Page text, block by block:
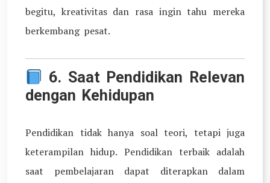
begitu, kreativitas dan rasa ingin tahu mereka
berkembang pesat.
6. Saat Pendidikan Relevan
dengan Kehidupan
Pendidikan tidak hanya soal teori, tetapi juga
keterampilan hidup. Pendidikan terbaik adalah
saat pembelajaran dapat diterapkan dalam